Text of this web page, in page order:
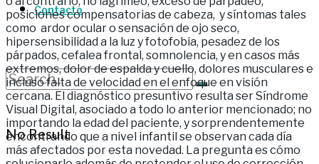
Contacto
No Result
posiciones compensatorias de cabeza, y síntomas tales
como ardor ocular o sensación de ojo seco,
hipersensibilidad a la luz y fotofobia, pesadez de los
párpados, cefalea frontal, somnolencia, y en casos más
extremos, dolor de espalda y cuello, dolores musculares e
incluso falta de velocidad en el enfoque en visión
cercana. El diagnóstico presuntivo resulta ser Síndrome
Visual Digital, asociado a todo lo anterior mencionado; no
importando la edad del paciente, y sorprendentemente
encontrando que a nivel infantil se observan cada día
más afectados por esta novedad. La pregunta es cómo